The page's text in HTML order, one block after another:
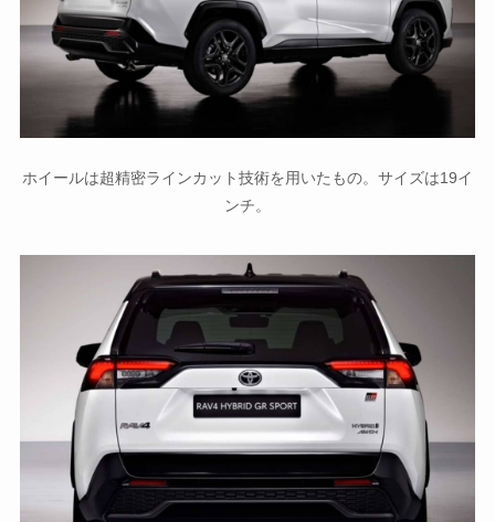
ホイールは超精密ラインカット技術を用いたもの。サイズは19イ
ンチ。